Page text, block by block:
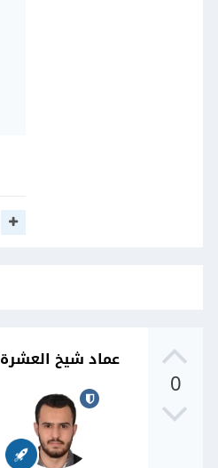
0
عماد شيخ العشرة